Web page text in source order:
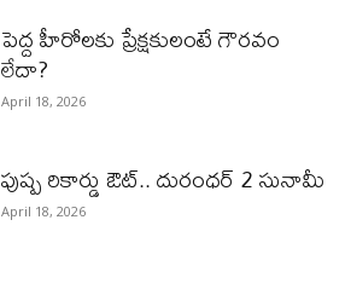
పెద్ద హీరోల‌కు ప్రేక్ష‌కులంటే గౌర‌వం
లేదా?
April 18, 2026
పుష్ప రికార్డు ఔట్‌.. దురంధ‌ర్ 2 సునామీ
April 18, 2026